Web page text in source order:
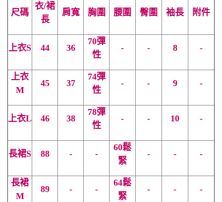
尺碼
衣/裙
長
肩寬 胸圍 腰圍 臀圍 袖長 附件
上衣S 44 36
70彈
性
- - 8 -
上衣
M
45 37
74彈
性
- - 9 -
上衣L 46 38
78彈
性
- - 10 -
長裙S 88 - -
60鬆
緊
- - -
長裙
M
89 - -
64鬆
緊
- - -